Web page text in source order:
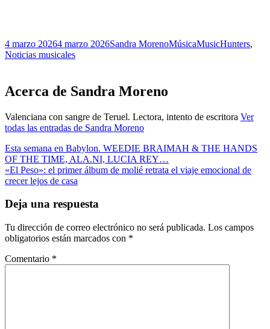
Publicado
el
4 marzo 20264 marzo 2026Autor
Sandra MorenoCategorías
MúsicaEtiquetas
MusicHunters,
Noticias musicales
Acerca de Sandra Moreno
Valenciana con sangre de Teruel. Lectora, intento de escritora Ver
todas las entradas de Sandra Moreno
Navegación
de
entradas
Artículo
anterior
Esta semana en Babylon. WEEDIE BRAIMAH & THE HANDS
OF THE TIME, ALA.NI, LUCIA REY…
Artículo
siguiente
«El Peso»: el primer álbum de molié retrata el viaje emocional de
crecer lejos de casa
Deja una respuesta
Tu dirección de correo electrónico no será publicada. Los campos
obligatorios están marcados con *
Comentario *